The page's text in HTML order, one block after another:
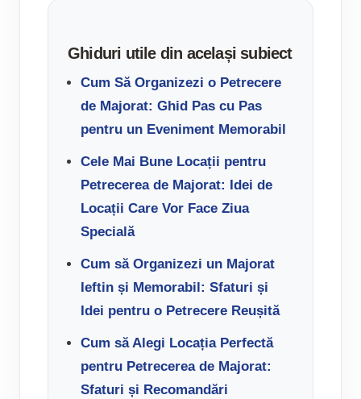
Ghiduri utile din același subiect
Cum Să Organizezi o Petrecere
de Majorat: Ghid Pas cu Pas
pentru un Eveniment Memorabil
Cele Mai Bune Locații pentru
Petrecerea de Majorat: Idei de
Locații Care Vor Face Ziua
Specială
Cum să Organizezi un Majorat
Ieftin și Memorabil: Sfaturi și
Idei pentru o Petrecere Reușită
Cum să Alegi Locația Perfectă
pentru Petrecerea de Majorat:
Sfaturi și Recomandări